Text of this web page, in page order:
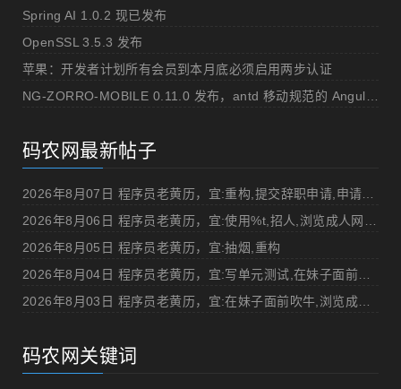
Spring AI 1.0.2 现已发布
OpenSSL 3.5.3 发布
苹果：开发者计划所有会员到本月底必须启用两步认证
码农网最新帖子
2026年8月05日 程序员老黄历，宜:抽烟,重构
码农网关键词